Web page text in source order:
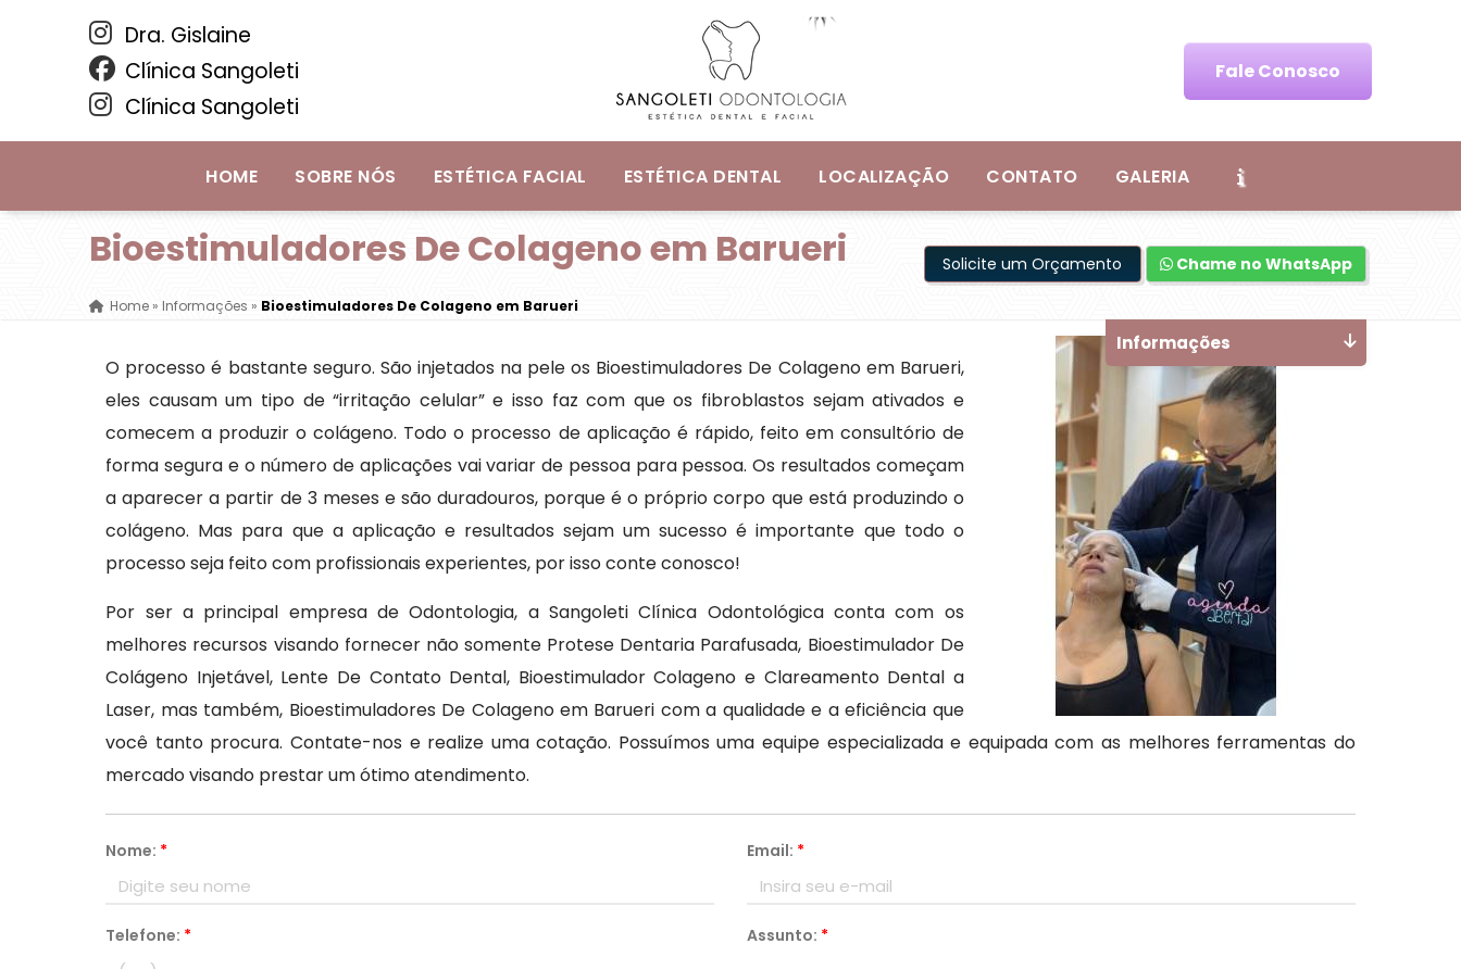
Dra. Gislaine
Clínica Sangoleti
Clínica Sangoleti
Fale Conosco
HOME SOBRE NÓS ESTÉTICA FACIAL ESTÉTICA DENTAL LOCALIZAÇÃO CONTATO GALERIA
Bioestimuladores De Colageno em Barueri
Home»Informações » Bioestimuladores De Colageno em Barueri
Solicite um Orçamento Chame no WhatsApp
O processo é bastante seguro. São injetados na pele os Bioestimuladores De Colageno em Barueri,
eles causam um tipo de “irritação celular” e isso faz com que os fibroblastos sejam ativados e
comecem a produzir o colágeno. Todo o processo de aplicação é rápido, feito em consultório de
forma segura e o número de aplicações vai variar de pessoa para pessoa. Os resultados começam
a aparecer a partir de 3 meses e são duradouros, porque é o próprio corpo que está produzindo o
colágeno. Mas para que a aplicação e resultados sejam um sucesso é importante que todo o
processo seja feito com profissionais experientes, por isso conte conosco!
Por ser a principal empresa de Odontologia, a Sangoleti Clínica Odontológica conta com os
melhores recursos visando fornecer não somente Protese Dentaria Parafusada, Bioestimulador De
Colágeno Injetável, Lente De Contato Dental, Bioestimulador Colageno e Clareamento Dental a
Laser, mas também, Bioestimuladores De Colageno em Barueri com a qualidade e a eficiência que
você tanto procura. Contate-nos e realize uma cotação. Possuímos uma equipe especializada e equipada com as melhores ferramentas do
mercado visando prestar um ótimo atendimento.
Nome: * Email: *
Telefone: * Assunto: *
Informações